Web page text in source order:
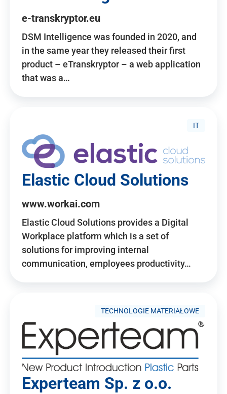
e-transkryptor.eu
DSM Intelligence was founded in 2020, and
in the same year they released their first
product – eTranskryptor – a web application
that was a…
IT
Elastic Cloud Solutions
www.workai.com
Elastic Cloud Solutions provides a Digital
Workplace platform which is a set of
solutions for improving internal
communication, employees productivity…
TECHNOLOGIE MATERIAŁOWE
Experteam Sp. z o.o.